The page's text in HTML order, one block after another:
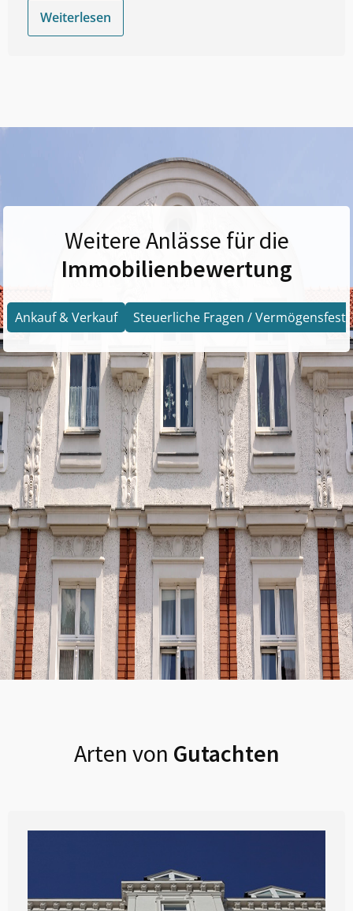
Weiterlesen
Weitere Anlässe für die
Immobilienbewertung
Ankauf & Verkauf Steuerliche Fragen /
Arten von Gutachten